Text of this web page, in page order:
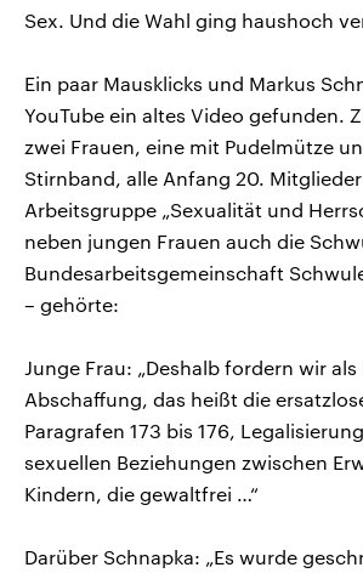
Sex. Und die Wahl ging haushoch
Ein paar Mausklicks und Markus
YouTube ein altes Video gefunden.
zwei Frauen, eine mit Pudelmütze
Stirnband, alle Anfang 20.
Arbeitsgruppe „Sexualität und
neben jungen Frauen auch die
Bundesarbeitsgemeinschaft
– gehörte:
Junge Frau: „Deshalb fordern wir als
Abschaffung, das heißt die
Paragrafen 173 bis 176,
sexuellen Beziehungen zwischen
Kindern, die gewaltfrei …“
Darüber Schnapka: „Es wurde